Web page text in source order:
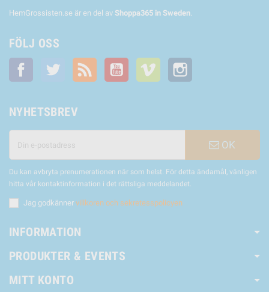
HemGrossisten.se är en del av Shoppa365 in Sweden.
FÖLJ OSS
Facebook Twitter RSS YouTube Vimeo
NYHETSBREV
OK
Du kan avbryta prenumerationen när som helst. För detta ändamål, vänligen
hitta vår kontaktinformation i det rättsliga meddelandet.
Jag godkänner villkoren och sekretesspolicyen
INFORMATION
PRODUKTER & EVENTS
MITT KONTO